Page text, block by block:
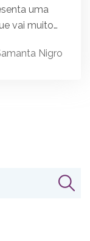
uma
vai muito…
Nigro